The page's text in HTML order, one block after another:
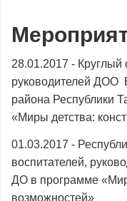
28.01.2017 - Круглый
руководителей ДОО
района Республики
«Миры детства:
01.03.2017 -
воспитателей,
ДО в программе
возможностей»